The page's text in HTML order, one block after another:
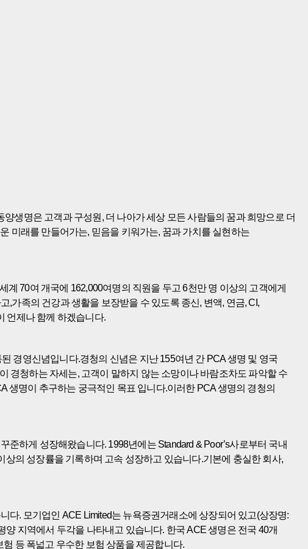
생명은 고객과 구성원, 더 나아가 세상 모든 사람들의 꿈과 희망으로 더
미래를 만들어가는, 믿음을 키워가는, 꿈과 가치를 실현하는
70여 개국에 162,000여명의 직원을 두고 6천만 명 이상의 고객에게
가족의 건강과 생활을 보장받을 수 있도록 종신, 변액, 연금, CI,
언제나 함께 하겠습니다.
경영신념입니다.경청의 신념은 지난 155여년 간 PCA 생명 및 영국
경청하는 자세는, 고객이 말하지 않는 소망이나 바람조차도 파악할 수
생명이 추구하는 궁극적인 목표 입니다.이러한 PCA 생명의 경청의
하게 성장해왔습니다. 1998년에는 Standard & Poor’s사로부터 국내
의 성장률을 기록하며 고속 성장하고 있습니다.기본에 충실한 회사,
. 모기업인 ACE Limited는 뉴욕증권거래소에 상장되어 있고(상장명:
지역에서 두각을 나타내고 있습니다. 한국 ACE 생명은 전국 40개
등 폭넓고 우수한 보험 상품을 제공합니다.